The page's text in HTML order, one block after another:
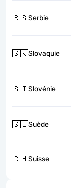
🇷🇸Serbie
🇸🇰Slovaquie
🇸🇮Slovénie
🇸🇪Suède
🇨🇭Suisse